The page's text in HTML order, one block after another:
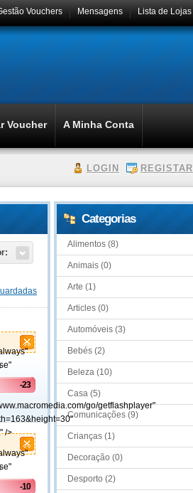
Lista de Lojas
Mensagens
Vouchers
Voucher A Minha Conta
LOGIN REGISTAR
go/getflashplayer"
/>
-23
-10
Categorias
Alimentos (8)
Animais (0)
Arte (1)
Articles (0)
Automóveis (3)
Bebés (2)
Beleza (10)
Casa (5)
Comunicações (9)
Crianças (1)
Decoração (0)
Desporto (2)